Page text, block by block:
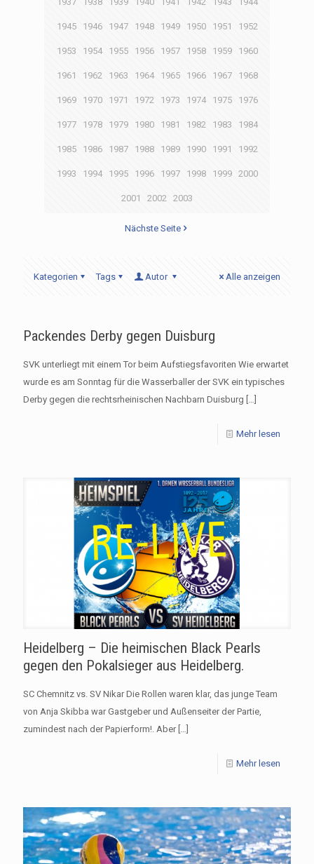
1945 1946 1947 1948 1949 1950 1951 1952
1953 1954 1955 1956 1957 1958 1959 1960
1961 1962 1963 1964 1965 1966 1967 1968
1969 1970 1971 1972 1973 1974 1975 1976
1977 1978 1979 1980 1981 1982 1983 1984
1985 1986 1987 1988 1989 1990 1991 1992
1993 1994 1995 1996 1997 1998 1999 2000
2001 2002 2003
Nächste Seite
Kategorien Tags Autor Alle anzeigen
Packendes Derby gegen Duisburg
SVK unterliegt mit einem Tor beim Aufstiegsfavoriten Wie erwartet
wurde es am Sonntag für die Wasserballer der SVK ein typisches
Derby gegen die rechtsrheinischen Nachbarn Duisburg […]
Mehr lesen
Heidelberg – Die heimischen Black Pearls
gegen den Pokalsieger aus Heidelberg.
SC Chemnitz vs. SV Nikar Die Rollen waren klar, das junge Team
von Anja Skibba war Gastgeber und Außenseiter der Partie,
zumindest nach der Papierform!. Aber[…]
Mehr lesen